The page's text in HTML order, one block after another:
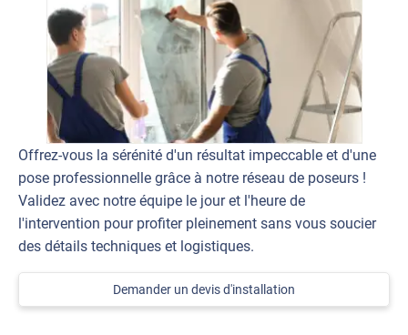
Offrez-vous la sérénité d'un résultat impeccable et d'une
pose professionnelle grâce à notre réseau de poseurs !
Validez avec notre équipe le jour et l'heure de
l'intervention pour profiter pleinement sans vous soucier
des détails techniques et logistiques.
Demander un devis d'installation